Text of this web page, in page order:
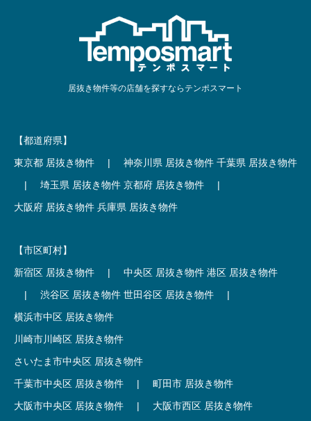
居抜き物件等の店舗を探すならテンポスマート
【都道府県】
東京都 居抜き物件
| 神奈川県 居抜き物件 千葉県 居抜き物件
|
埼玉県 居抜き物件 京都府 居抜き物件
|
大阪府 居抜き物件 兵庫県 居抜き物件
【市区町村】
新宿区 居抜き物件
| 中央区 居抜き物件 港区 居抜き物件
|
渋谷区 居抜き物件 世田谷区 居抜き物件
|
横浜市中区 居抜き物件
川崎市川崎区 居抜き物件
さいたま市中央区 居抜き物件
千葉市中央区 居抜き物件
|
町田市 居抜き物件
大阪市中央区 居抜き物件
|
大阪市西区 居抜き物件